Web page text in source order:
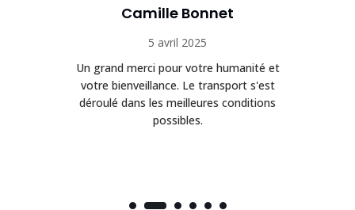
Camille Bonnet
5 avril 2025
Un grand merci pour votre humanité et
votre bienveillance. Le transport s'est
déroulé dans les meilleures conditions
possibles.